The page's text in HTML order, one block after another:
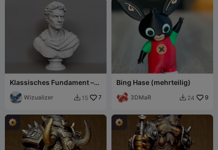
Klassisches Fundament –
Wizualizer  15 7
Bing Hase (mehrteilig)
3DMaR  24 9